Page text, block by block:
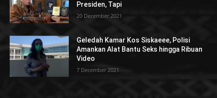
Presiden, Tapi
20 December 2021
Geledah Kamar Kos Siskaeee, Polisi
Amankan Alat Bantu Seks hingga Ribuan
Video
7 December 2021